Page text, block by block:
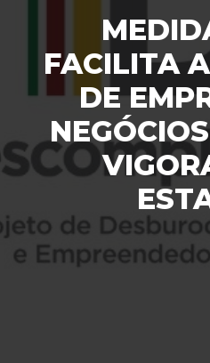
FACILITA
DE